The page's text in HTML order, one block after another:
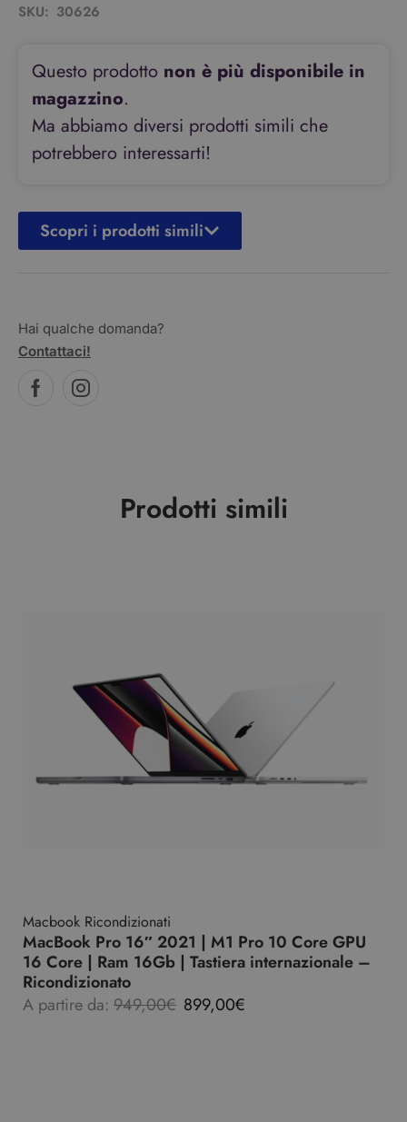
SKU: 30626
Questo prodotto non è più disponibile in
magazzino.
Ma abbiamo diversi prodotti simili che
potrebbero interessarti!
Scopri i prodotti simili
Hai qualche domanda?
Contattaci!
Prodotti simili
Macbook Ricondizionati
MacBook Pro 16″ 2021 | M1 Pro 10 Core GPU
16 Core | Ram 16Gb | Tastiera internazionale –
Ricondizionato
A partire da: 949,00€ 899,00€